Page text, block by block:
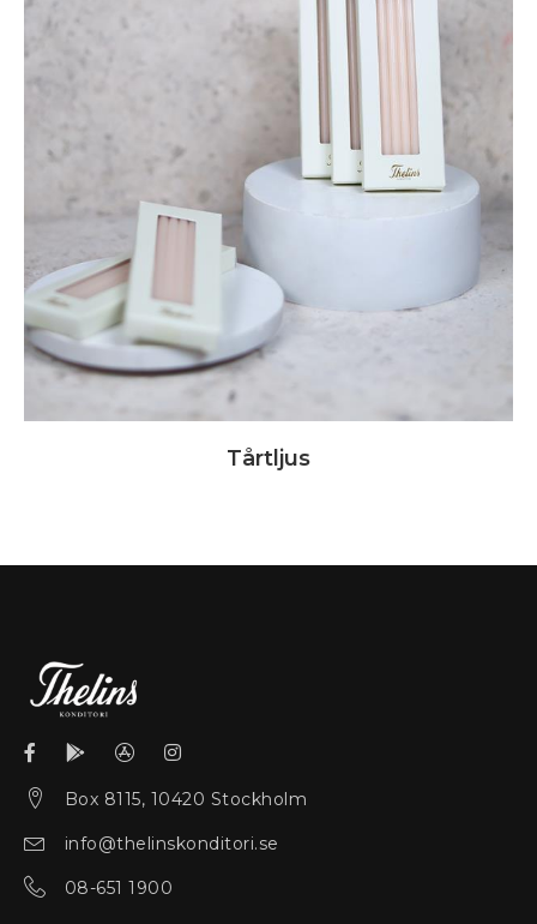
Tårtljus
Box 8115, 10420 Stockholm
info@thelinskonditori.se
08-651 1900